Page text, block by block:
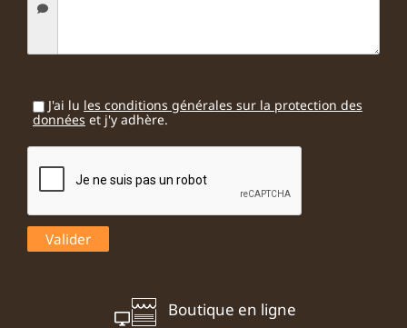
J'ai lu les conditions générales sur la protection des
données et j'y adhère.
Boutique en ligne